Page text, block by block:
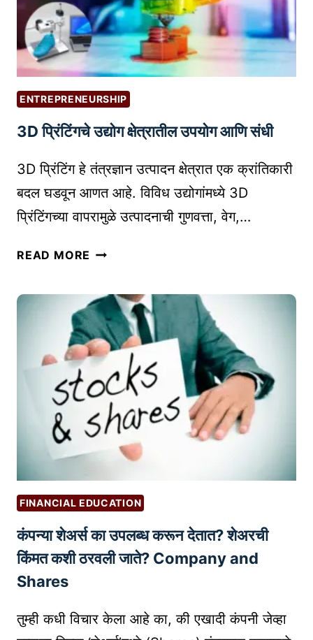
N
A
L
I
न
ला
इ
न
वि
श्वा
ती
तु
म
ओ
णि
सु
र
क्षि
ता
|
D
I
T
L
S
N
ENTREPRENEURSHIP
3D प्रिंटिंगचे उद्योग क्षेत्रातील उपयोग आणि संधी
3D प्रिंटिंग हे तंत्रज्ञान उत्पादन क्षेत्रात एक क्रांतिकारी
बदल घडवून आणत आहे. विविध उद्योगांमध्ये 3D
प्रिंटिंगच्या वापरामुळे उत्पादनाची गुणवत्ता, वेग,…
READ MORE 3
टिं
चे
उ
द्यो
ग
क्षे
त्रा
ल
उ
प
यो
ग
धी
FINANCIAL EDUCATION
कंपन्या शेअर्स का उपलब्ध करून देतात? शेअरची
किंमत कशी ठरवली जाते? Company and
Shares
तुम्ही कधी विचार केला आहे का, की एखादी कंपनी जेव्हा